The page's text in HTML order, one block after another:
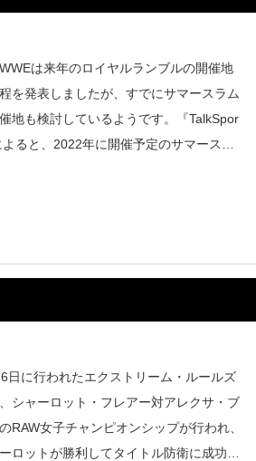
は来年のロイヤルランブルの開催地
を発表しましたが、すでにサマースラム
地も検討しているようです。『TalkSpor
ると、2022年に開催予定のサマースラ
日に行われたエクストリーム・ルールズ
シャーロット・フレアー対アレクサ・ブ
RAW女子チャンピオンシップが行われ、
ロットが勝利してタイトル防衛に成功し